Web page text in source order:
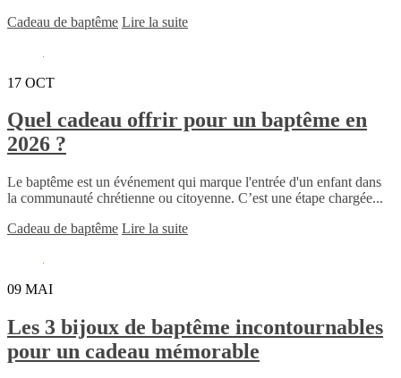
Cadeau de baptême Lire la suite
17 OCT
Quel cadeau offrir pour un baptême en
2026 ?
Le baptême est un événement qui marque l'entrée d'un enfant dans
la communauté chrétienne ou citoyenne. C’est une étape chargée...
Cadeau de baptême Lire la suite
09 MAI
Les 3 bijoux de baptême incontournables
pour un cadeau mémorable